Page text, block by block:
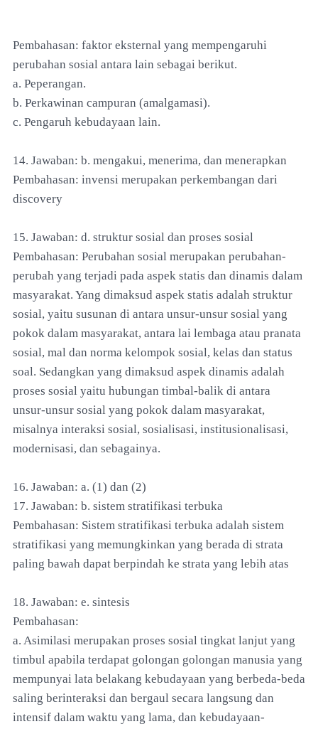
Pembahasan: faktor eksternal yang mempengaruhi
perubahan sosial antara lain sebagai berikut.
a. Peperangan.
b. Perkawinan campuran (amalgamasi).
c. Pengaruh kebudayaan lain.
14. Jawaban: b. mengakui, menerima, dan menerapkan
Pembahasan: invensi merupakan perkembangan dari
discovery
15. Jawaban: d. struktur sosial dan proses sosial
Pembahasan: Perubahan sosial merupakan perubahan-
perubah yang terjadi pada aspek statis dan dinamis dalam
masyarakat. Yang dimaksud aspek statis adalah struktur
sosial, yaitu susunan di antara unsur-unsur sosial yang
pokok dalam masyarakat, antara lai lembaga atau pranata
sosial, mal dan norma kelompok sosial, kelas dan status
soal. Sedangkan yang dimaksud aspek dinamis adalah
proses sosial yaitu hubungan timbal-balik di antara
unsur-unsur sosial yang pokok dalam masyarakat,
misalnya interaksi sosial, sosialisasi, institusionalisasi,
modernisasi, dan sebagainya.
16. Jawaban: a. (1) dan (2)
17. Jawaban: b. sistem stratifikasi terbuka
Pembahasan: Sistem stratifikasi terbuka adalah sistem
stratifikasi yang memungkinkan yang berada di strata
paling bawah dapat berpindah ke strata yang lebih atas
18. Jawaban: e. sintesis
Pembahasan:
a. Asimilasi merupakan proses sosial tingkat lanjut yang
timbul apabila terdapat golongan golongan manusia yang
mempunyai lata belakang kebudayaan yang berbeda-beda
saling berinteraksi dan bergaul secara langsung dan
intensif dalam waktu yang lama, dan kebudayaan-